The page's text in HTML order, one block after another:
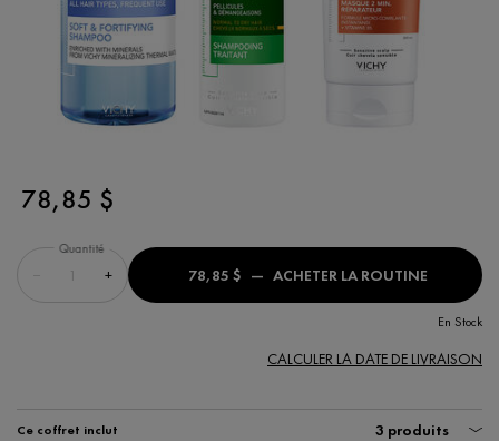
78,85 $
Quantité
+ 78,85 $ ― ACHETER LA ROUTINE DERCOS
En Stock
CALCULER LA DATE DE LIVRAISON
Ce coffret inclut 3 produits